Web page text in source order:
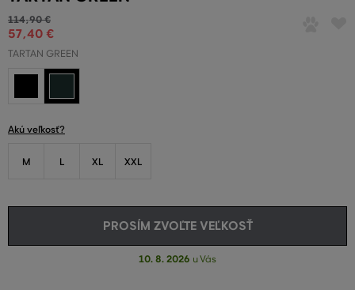
114,90 €
57,40 €
TARTAN GREEN
Akú veľkosť?
M L XL XXL
PROSÍM ZVOĽTE VEĽKOSŤ
10. 8. 2026 u Vás